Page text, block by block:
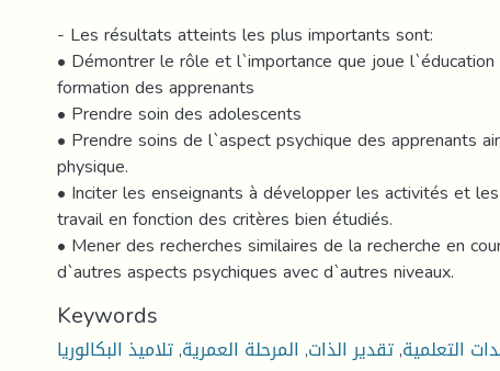
- Les résultats atteints les plus importants sont:
• Démontrer le rôle et l`importance que joue
formation des apprenants
• Prendre soin des adolescents
• Prendre soins de l`aspect psychique des apprenants
physique.
• Inciter les enseignants à développer les activités et
travail en fonction des critères bien étudiés.
• Mener des recherches similaires de la recherche en
d`autres aspects psychiques avec d`autres niveaux.
Keywords
التعلمية,تقدير الذات, المرحلة العمرية,تلاميذ البكالوريا